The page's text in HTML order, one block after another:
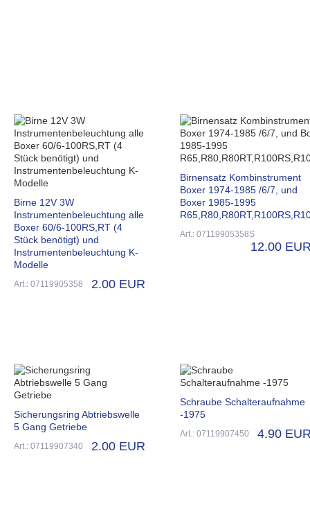
Birne 12V 3W
Instrumentenbeleuchtung alle
Boxer 60/6-100RS,RT (4
Stück benötigt) und
Instrumentenbeleuchtung K-
Modelle
Art.: 07119905358 2.00 EUR
Birnensatz Kombinstrument
Boxer 1974-1985 /6/7, und
Boxer 1985-1995
Art.: 07119905358S
12.00
Sicherungsring Abtriebswelle
5 Gang Getriebe
Art.: 07119907340 2.00 EUR
Schraube Schalteraufnahme
-1975
Art.: 07119907450 4.90